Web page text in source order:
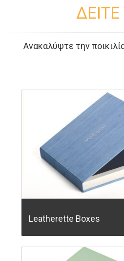
Ανακαλύψτε την
Leatherette Boxes